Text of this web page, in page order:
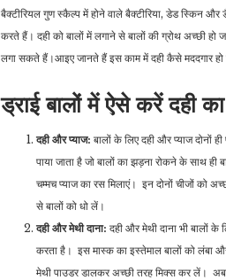
बैक्टीरियल गुण स्कैल्प में होने वाले बैक्टीरिया, डेड स्किन
करते हैं। दही को बालों में लगाने से बालों की ग्रोथ अच्छी
लगा सकते हैं।आइए जानते हैं इस काम में दही कैसे मददगार
ड्राई बालों में ऐसे करें दही
दही और प्याज: बालों के लिए दही और प्याज दोनों
पाया जाता है जो बालों का झड़ना रोकने के साथ
चम्मच प्याज का रस मिलाएं। इन दोनों चीजों को
से बालों को धो लें।
दही और मेथी दाना: दही और मेथी दाना भी बालों
करता है। इस मास्क का इस्तेमाल बालों को लंबा
मेथी पाउडर डालकर अच्छी तरह मिक्स कर लें।